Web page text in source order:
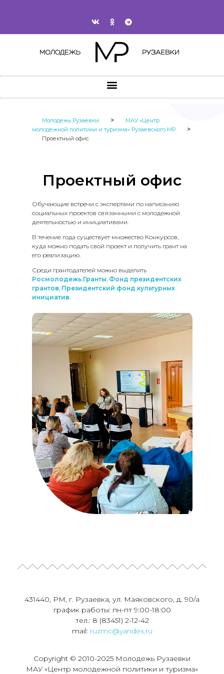
Молодежь Рузаевки >
МАУ «Центр
молодежной политики и туризма» Рузаевского МР
>
Проектный офис
Проектный офис
Обучающие встречи с экспертами по написанию
социальных проектов связанными с молодежной
деятельностью и инициативами.
В течение года существует множество Конкурсов,
куда можно подать свой проект и получить грант на
его реализацию.
Среди грантодателей можно выделить
Росмолодежь.Гранты, Фонд президентских
грантов, Президентский фонд культурных
инициатив.
431440, РМ, г. Рузаевка, ул. Маяковского, д. 90/а
график работы: пн-пт 9:00-18:00
тел.: 8 (83451) 2-12-42
mail: ruzmc@yandex.ru
Copyright © 2010-2025 Молодежь Рузаевки
МАУ «Центр молодежной политики и туризма»